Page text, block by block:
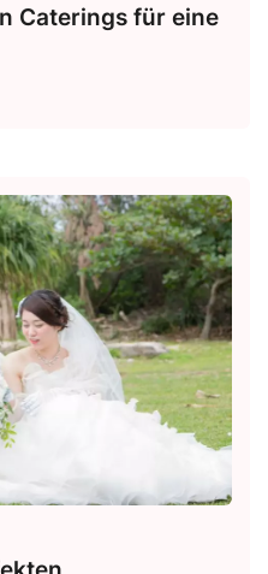
Caterings für eine